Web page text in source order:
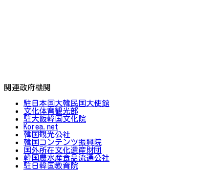
関連政府機関
駐日本国大韓民国大使館
文化体育観光部
駐大阪韓国文化院
Korea.net
韓国観光公社
韓国コンテンツ振興院
国外所在文化遺産財団
韓国農水産食品流通公社
駐日韓国教育院